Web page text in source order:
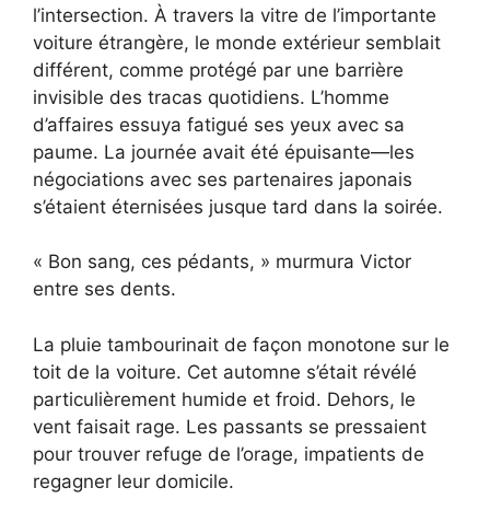
l’intersection. À travers la vitre de l’importante
voiture étrangère, le monde extérieur semblait
différent, comme protégé par une barrière
invisible des tracas quotidiens. L’homme
d’affaires essuya fatigué ses yeux avec sa
paume. La journée avait été épuisante—les
négociations avec ses partenaires japonais
s’étaient éternisées jusque tard dans la soirée.
« Bon sang, ces pédants, » murmura Victor
entre ses dents.
La pluie tambourinait de façon monotone sur le
toit de la voiture. Cet automne s’était révélé
particulièrement humide et froid. Dehors, le
vent faisait rage. Les passants se pressaient
pour trouver refuge de l’orage, impatients de
regagner leur domicile.